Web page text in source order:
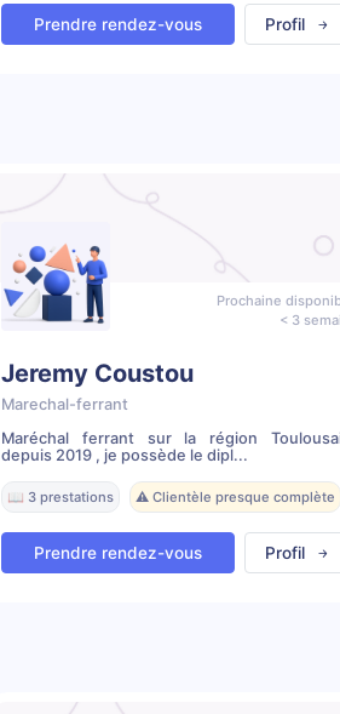
Prendre rendez-vous Profil
Prochaine
< 3
Jeremy Coustou
Marechal-ferrant
Maréchal ferrant sur la région
depuis 2019 , je possède le dipl...
📖 3 prestations ⚠️ Clientèle presque complète
Prendre rendez-vous Profil